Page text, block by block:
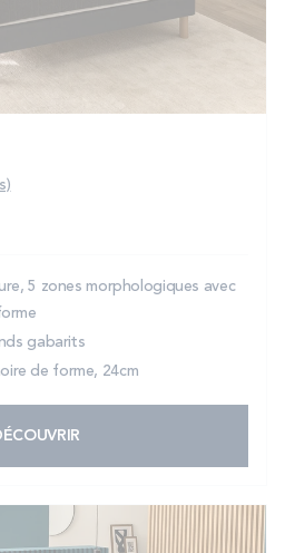
5 zones morphologiques avec
gabarits
de forme, 24cm